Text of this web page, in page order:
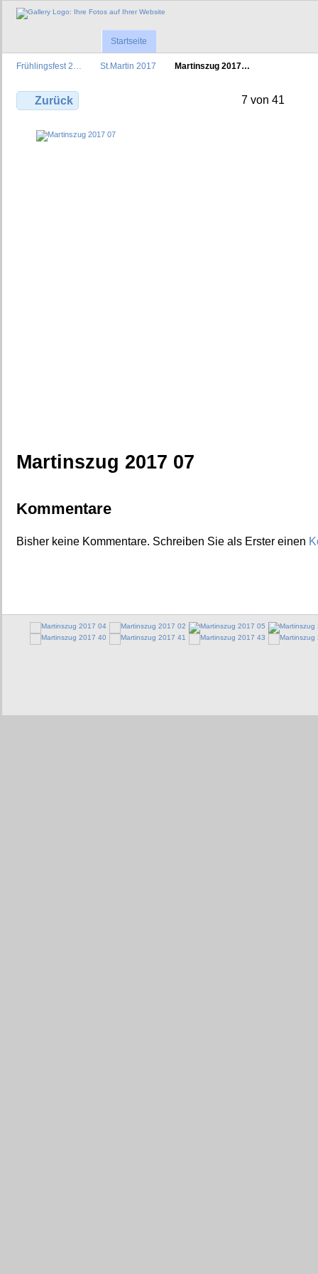
Startseite
Frühlingsfest 2… St.Martin 2017 Martinszug 2017…
Zurück 7 von 41
Martinszug 2017 07
Kommentare
Bisher keine Kommentare. Schreiben Sie als Erster einen